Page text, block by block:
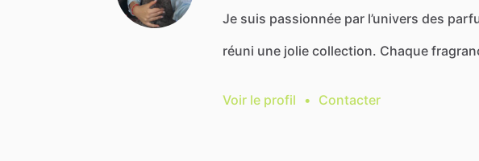
Je suis passionnée par l’univers des
réuni une jolie collection. Chaque
Voir le profil • Contacter